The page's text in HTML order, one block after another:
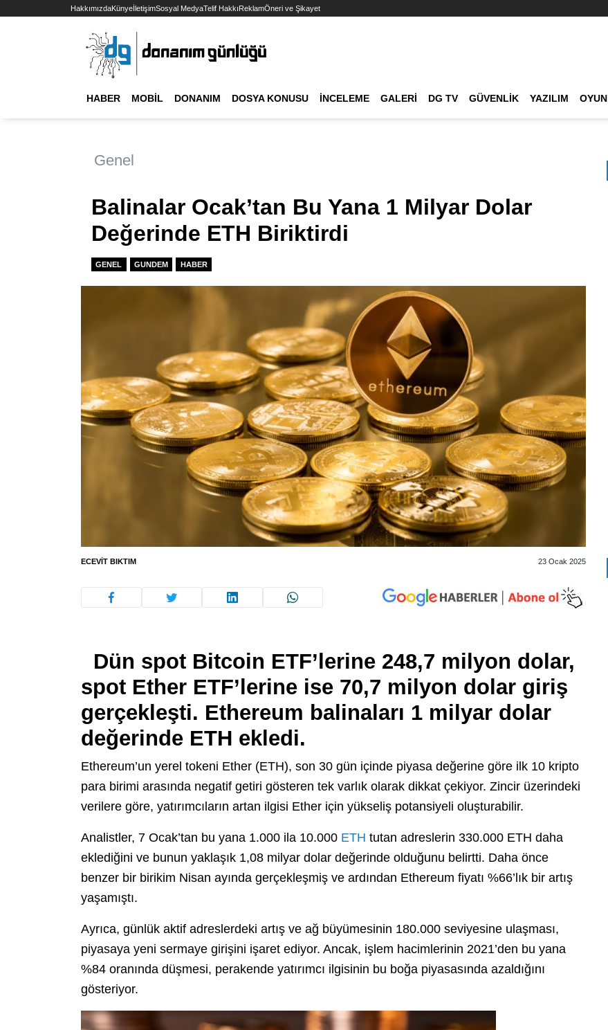
HakkımızdaKünyeİletişimSosyal MedyaTelif HakkıReklamÖneri ve Şikayet
HABER MOBIL DONANIM DOSYA KONUSU İNCELEME GALERI DG TV GÜVENLIK YAZILIM OYUN
Genel
Balinalar Ocak’tan Bu Yana 1 Milyar Dolar
Değerinde ETH Biriktirdi
GENEL GUNDEM HABER
ECEVIT BIKTIM 23 Ocak 2025
Dün spot Bitcoin ETF’lerine 248,7 milyon dolar,
spot Ether ETF’lerine ise 70,7 milyon dolar giriş
gerçekleşti. Ethereum balinaları 1 milyar dolar
değerinde ETH ekledi.
Ethereum’un yerel tokeni Ether (ETH), son 30 gün içinde piyasa değerine göre ilk 10 kripto
para birimi arasında negatif getiri gösteren tek varlık olarak dikkat çekiyor. Zincir üzerindeki
verilere göre, yatırımcıların artan ilgisi Ether için yükseliş potansiyeli oluşturabilir.
Analistler, 7 Ocak’tan bu yana 1.000 ila 10.000 ETH tutan adreslerin 330.000 ETH daha
eklediğini ve bunun yaklaşık 1,08 milyar dolar değerinde olduğunu belirtti. Daha önce
benzer bir birikim Nisan ayında gerçekleşmiş ve ardından Ethereum fiyatı %66’lık bir artış
yaşamıştı.
Ayrıca, günlük aktif adreslerdeki artış ve ağ büyümesinin 180.000 seviyesine ulaşması,
piyasaya yeni sermaye girişini işaret ediyor. Ancak, işlem hacimlerinin 2021’den bu yana
%84 oranında düşmesi, perakende yatırımcı ilgisinin bu boğa piyasasında azaldığını
gösteriyor.